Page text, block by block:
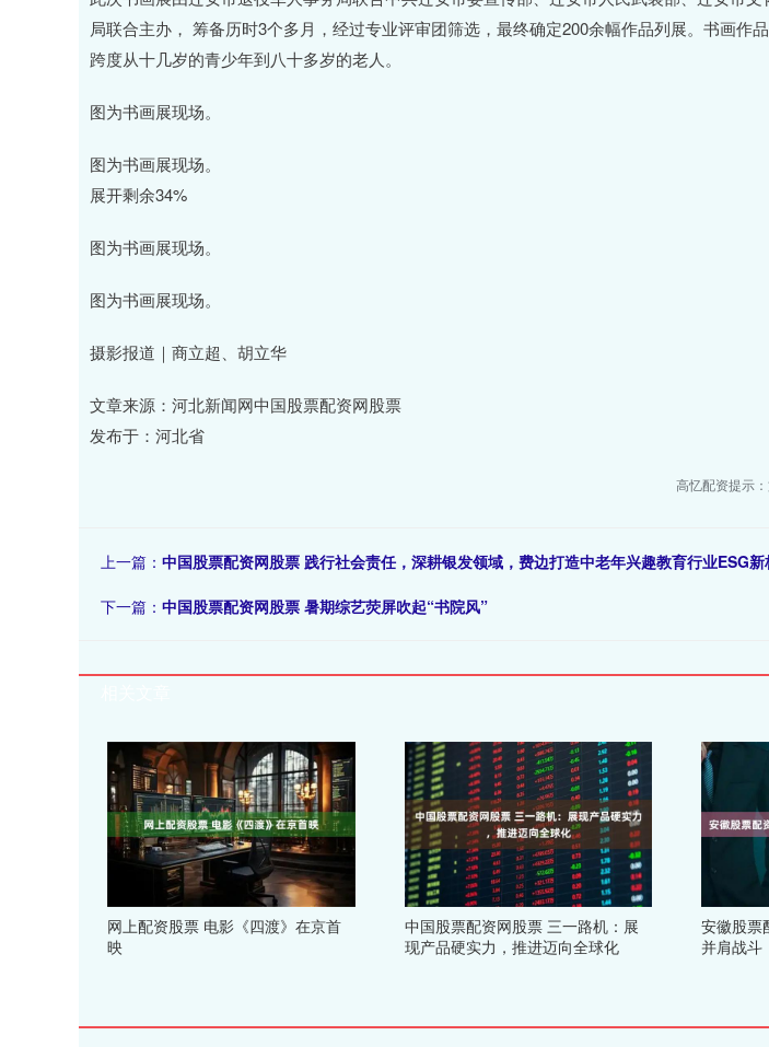
局联合主办， 筹备历时3个多月，经过专业评审团筛选，最终确定200余幅作品列展。书画作
跨度从十几岁的青少年到八十多岁的老人。
图为书画展现场。
图为书画展现场。
展开剩余34%
图为书画展现场。
图为书画展现场。
摄影报道｜商立超、胡立华
文章来源：河北新闻网中国股票配资网股票
发布于：河北省
高忆配资提示
上一篇： 中国股票配资网股票 践行社会责任，深耕银发领域，费边打造中老年兴趣教育行业ESG新
下一篇： 中国股票配资网股票 暑期综艺荧屏吹起“书院风”
网上配资股票 电影《四渡》在京首
映
中国股票配资网股票 三一路机：展
现产品硬实力，推进迈向全球化
安徽股票
并肩战斗